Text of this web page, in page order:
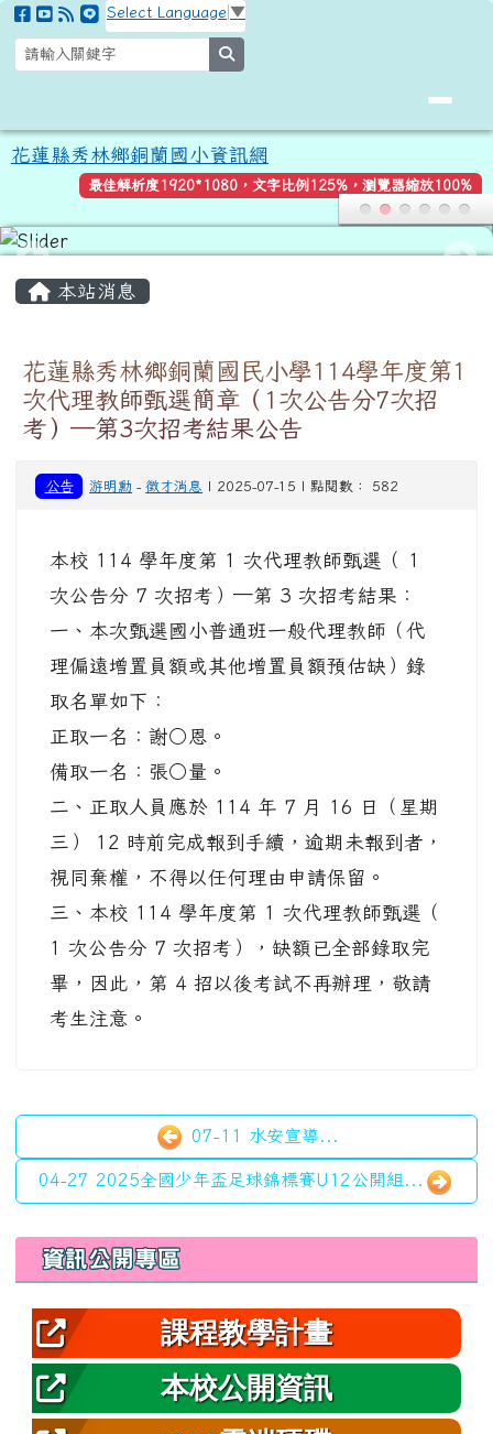
跳至主內容區
花蓮縣秀林鄉銅蘭國小資訊網
Select Language ▼
花蓮縣秀林鄉銅蘭國小資訊網
最佳解析度1920*1080，文字比例125%，瀏覽器縮放100%
本站消息
花蓮縣秀林鄉銅蘭國民小學114學年度第1
次代理教師甄選簡章（1次公告分7次招
考）─第3次招考結果公告
公告 游明勳 -徵才消息 | 2025-07-15 | 點閱數： 582
本校 114 學年度第 1 次代理教師甄選（ 1
次公告分 7 次招考）─第 3 次招考結果：
一、本次甄選國小普通班一般代理教師（代
理偏遠增置員額或其他增置員額預估缺）錄
取名單如下：
正取一名：謝○恩。
備取一名：張○量。
二、正取人員應於 114 年 7 月 16 日（星期
三） 12 時前完成報到手續，逾期未報到者，
視同棄權，不得以任何理由申請保留。
三、本校 114 學年度第 1 次代理教師甄選（
1 次公告分 7 次招考），缺額已全部錄取完
畢，因此，第 4 招以後考試不再辦理，敬請
考生注意。
07-11 水安宣導...
04-27 2025全國少年盃足球錦標賽U12公開組...
左邊區域內容
資訊公開專區
課程教學計畫
本校公開資訊